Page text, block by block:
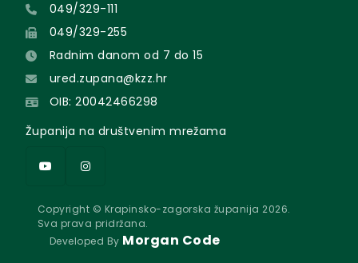
049/329-111
049/329-255
Radnim danom od 7 do 15
ured.zupana@kzz.hr
OIB: 20042466298
Županija na društvenim mrežama
Copyright © Krapinsko-zagorska županija 2026.
Sva prava pridržana.
Developed By Morgan Code